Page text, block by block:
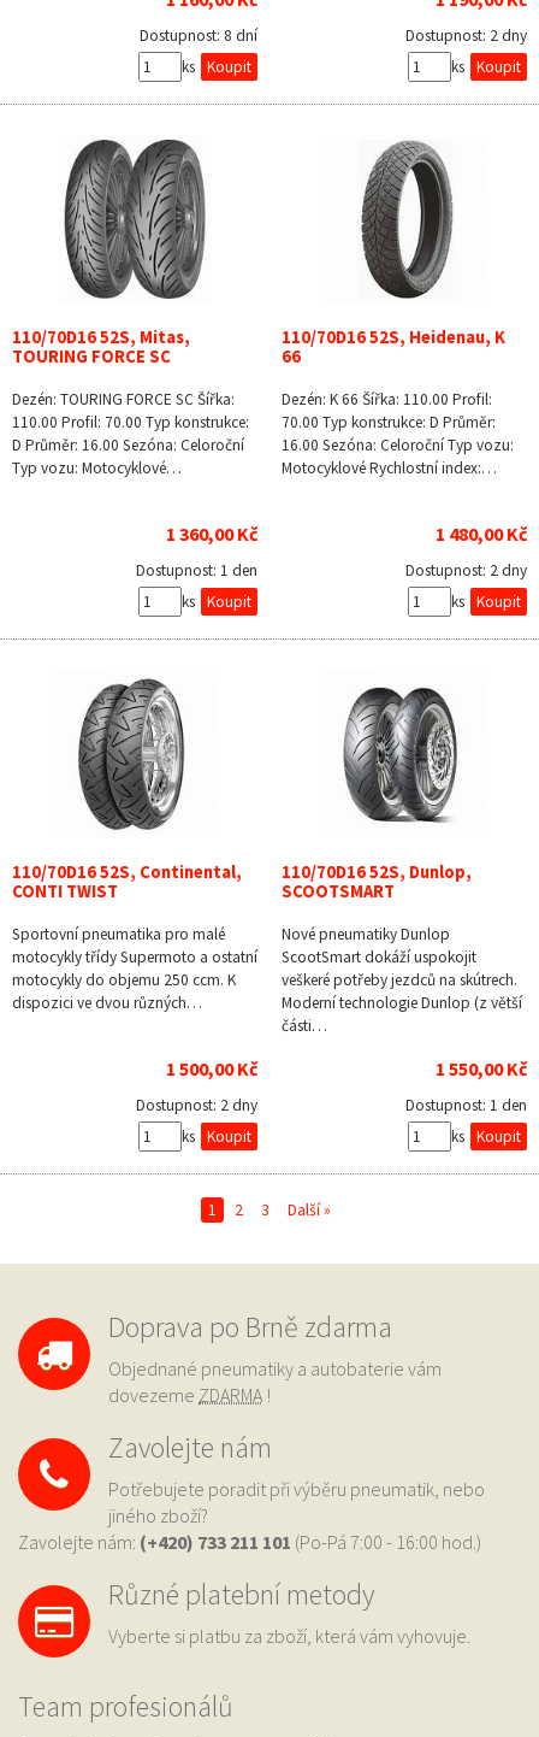
Dostupnost: 8 dní
ks
Dostupnost: 2 dny
ks
110/70D16 52S, Mitas,
TOURING FORCE SC
Dezén: TOURING FORCE SC Šířka:
110.00 Profil: 70.00 Typ konstrukce:
D Průměr: 16.00 Sezóna: Celoroční
Typ vozu: Motocyklové…
1 360,00 Kč
Dostupnost: 1 den
ks
110/70D16 52S, Heidenau, K
66
Dezén: K 66 Šířka: 110.00 Profil:
70.00 Typ konstrukce: D Průměr:
16.00 Sezóna: Celoroční Typ vozu:
Motocyklové Rychlostní index:…
1 480,00 Kč
Dostupnost: 2 dny
ks
110/70D16 52S, Continental,
CONTI TWIST
Sportovní pneumatika pro malé
motocykly třídy Supermoto a ostatní
motocykly do objemu 250 ccm. K
dispozici ve dvou různých…
1 500,00 Kč
Dostupnost: 2 dny
ks
110/70D16 52S, Dunlop,
SCOOTSMART
Nové pneumatiky Dunlop
ScootSmart dokáží uspokojit
veškeré potřeby jezdců na skútrech.
Moderní technologie Dunlop (z větší
části…
1 550,00 Kč
Dostupnost: 1 den
ks
1 2 3 Další »
Doprava po Brně zdarma
Objednané pneumatiky a autobaterie vám
dovezeme ZDARMA !
Zavolejte nám
Potřebujete poradit při výběru pneumatik, nebo
jiného zboží?
Zavolejte nám: (+420) 733 211 101 (Po-Pá 7:00 - 16:00 hod.)
Různé platební metody
Vyberte si platbu za zboží, která vám vyhovuje.
Team profesionálů